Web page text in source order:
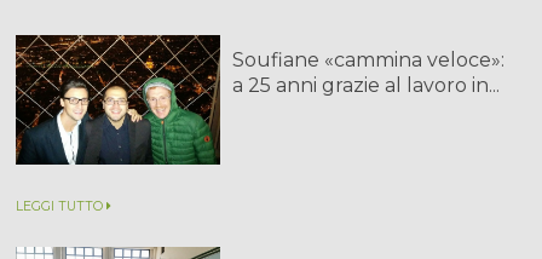
Soufiane «cammina veloce»:
a 25 anni grazie al lavoro in...
LEGGI TUTTO